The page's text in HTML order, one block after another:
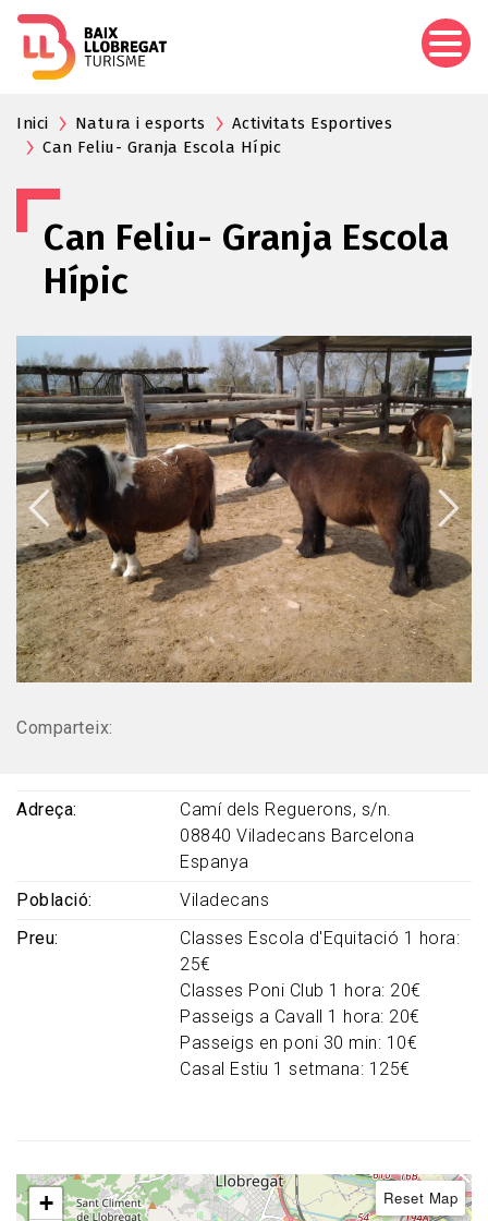
Inici Natura i esports
Activitats Esportives
Can Feliu- Granja Escola Hípic
Can Feliu- Granja Escola
Hípic
Comparteix:
Adreça
Camí dels Reguerons, s/n.
08840 Viladecans Barcelona
Espanya
Població
Viladecans
Preu
Classes Escola d'Equitació 1 hora:
25€
Classes Poni Club 1 hora: 20€
Passeigs a Cavall 1 hora: 20€
Passeigs en poni 30 min: 10€
Casal Estiu 1 setmana: 125€
+
Reset Map